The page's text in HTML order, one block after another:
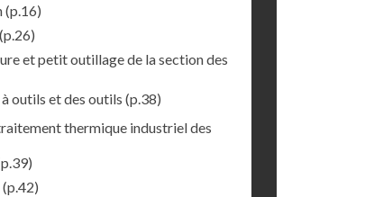
(p.16)
(p.26)
et petit outillage de la section des
outils et des outils (p.38)
thermique industriel des
(p.42)